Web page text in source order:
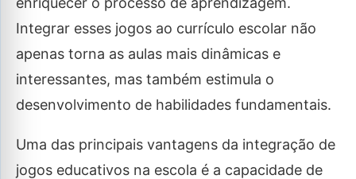
Integrar esses jogos ao currículo escolar não
apenas torna as aulas mais dinâmicas e
interessantes, mas também estimula o
desenvolvimento de habilidades fundamentais.
Uma das principais vantagens da integração de
jogos educativos na escola é a capacidade de